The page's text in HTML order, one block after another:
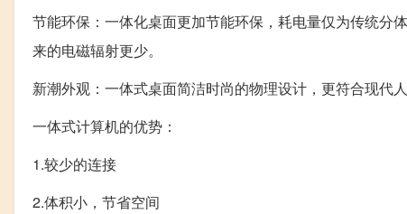
节能环保：一体化桌面更加节能环保，耗电量仅为传统分
来的电磁辐射更少。
新潮外观：一体式桌面简洁时尚的物理设计，更符合现代
一体式计算机的优势：
1.较少的连接
2.体积小，节省空间